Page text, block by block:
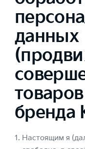
данных
бренда
Настоящим я